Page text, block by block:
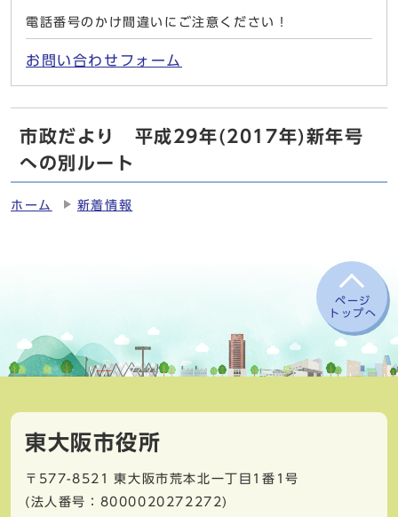
電話番号のかけ間違いにご注意ください！
お問い合わせフォーム
市政だより 平成29年(2017年)新年号
への別ルート
ホーム 新着情報
ページ
トップへ
東大阪市役所
〒577-8521
東大阪市荒本北一丁目1番1号
(法人番号：8000020272272)